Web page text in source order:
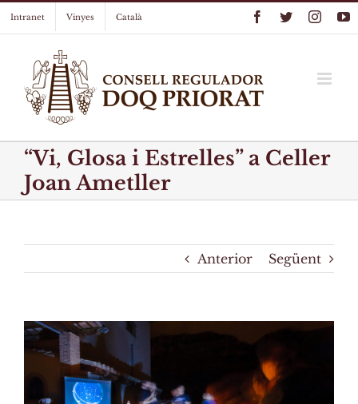
Intranet Vinyes Català Facebook
Twitter
“Vi, Glosa i Estrelles” a Celler
Joan Ametller
Anterior Següent
View
Larger
Image